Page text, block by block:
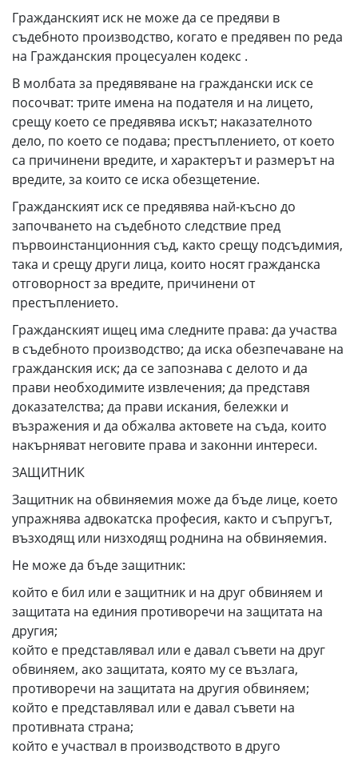
Гражданският иск не може да се предяви в
съдебното производство, когато е предявен по реда
на Гражданския процесуален кодекс .
В молбата за предявяване на граждански иск се
посочват: трите имена на подателя и на лицето,
срещу което се предявява искът; наказателното
дело, по което се подава; престъплението, от което
са причинени вредите, и характерът и размерът на
вредите, за които се иска обезщетение.
Гражданският иск се предявява най-късно до
започването на съдебното следствие пред
първоинстанционния съд, както срещу подсъдимия,
така и срещу други лица, които носят гражданска
отговорност за вредите, причинени от
престъплението.
Гражданският ищец има следните права: да участва
в съдебното производство; да иска обезпечаване на
гражданския иск; да се запознава с делото и да
прави необходимите извлечения; да представя
доказателства; да прави искания, бележки и
възражения и да обжалва актовете на съда, които
накърняват неговите права и законни интереси.
ЗАЩИТНИК
Защитник на обвиняемия може да бъде лице, което
упражнява адвокатска професия, както и съпругът,
възходящ или низходящ роднина на обвиняемия.
Не може да бъде защитник:
който е бил или е защитник и на друг обвиняем и
защитата на единия противоречи на защитата на
другия;
който е представлявал или е давал съвети на друг
обвиняем, ако защитата, която му се възлага,
противоречи на защитата на другия обвиняем;
който е представлявал или е давал съвети на
противната страна;
който е участвал в производството в друго